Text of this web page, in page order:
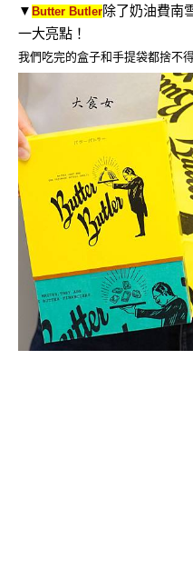
▼ Butter Butler除了奶油費南
一大亮點！
我們吃完的盒子和手提袋都捨不